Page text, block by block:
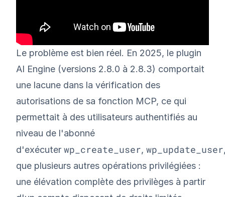
Le problème est bien réel. En 2025, le plugin
AI Engine (versions 2.8.0 à 2.8.3) comportait
une lacune dans la vérification des
autorisations de sa fonction MCP, ce qui
permettait à des utilisateurs authentifiés au
niveau de l'abonné
d'exécuter wp_create_user, wp_update_user
que plusieurs autres opérations privilégiées :
une élévation complète des privilèges à partir